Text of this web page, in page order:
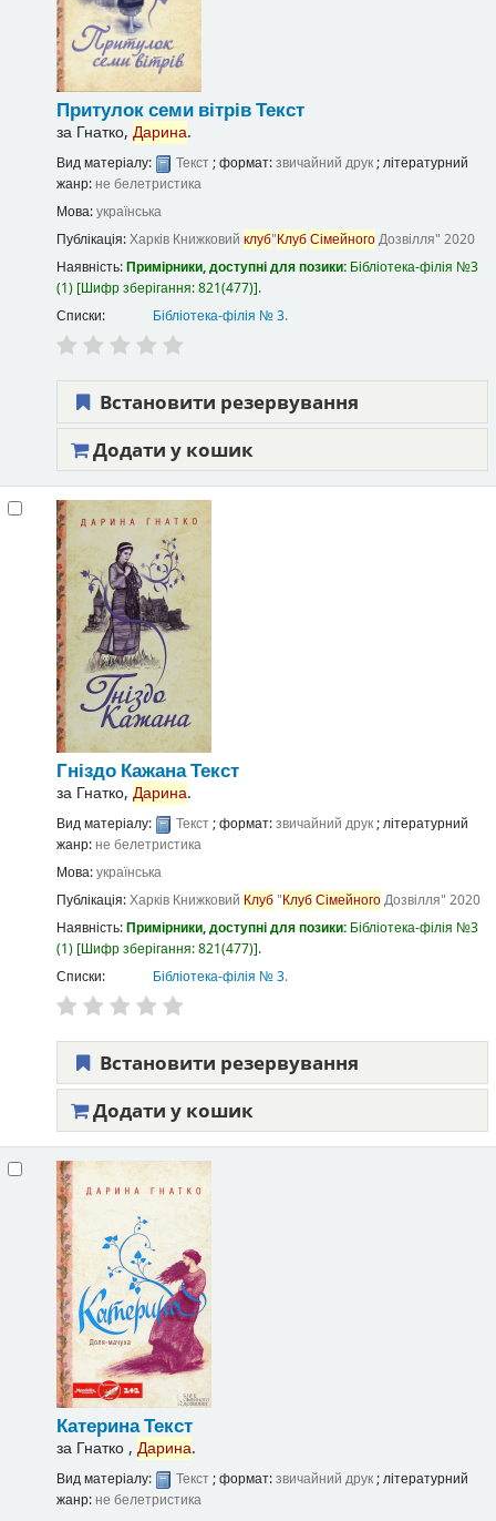
Притулок семи вітрівТекст
за Гнатко, Дарина.
Вид матеріалу: Текст; формат:звичайний друк; літературний
жанр: не белетристика
Мова:українська
Публікація:Харків Книжковий клуб"КлубСімейногоДозвілля" 2020
Наявність:Примірники, доступні для позики: Бібліотека-філія №3
(1) Шифр зберігання:821(477) .
Списки:
Бібліотека-філія № 3.
Встановити резервування
Додати у кошик
Гніздо КажанаТекст
за Гнатко, Дарина.
Вид матеріалу: Текст; формат:звичайний друк; літературний
жанр:не белетристика
Мова:українська
Публікація:Харків Книжковий Клуб"КлубСімейногоДозвілля" 2020
Наявність:Примірники, доступні для позики: Бібліотека-філія №3
(1) Шифр зберігання:821(477) .
Списки:
Бібліотека-філія № 3.
Встановити резервування
Додати у кошик
КатеринаТекст
за Гнатко , Дарина.
Вид матеріалу: Текст; формат:звичайний друк; літературний
жанр: не белетристика